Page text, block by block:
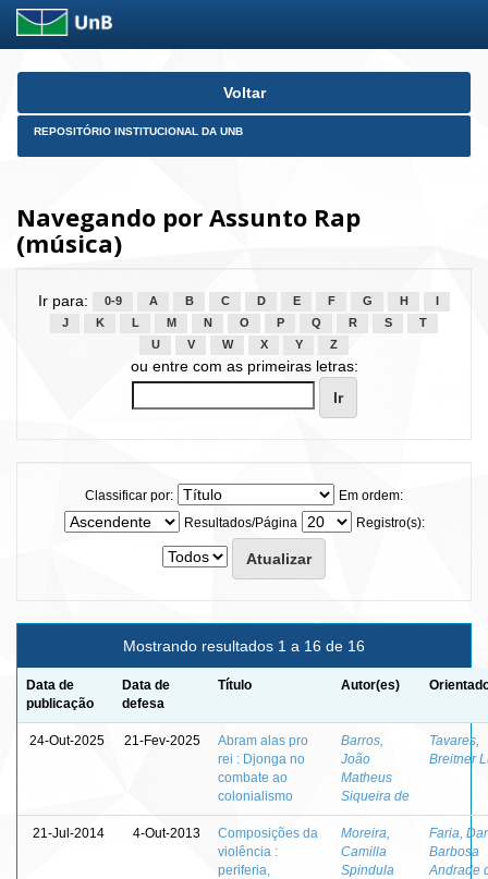
Skip
Voltar
REPOSITÓRIO INSTITUCIONAL DA UNB
Navegando por Assunto Rap
(música)
Ir para: 0-9 A B C D E F G H
J
K L M N O P Q R S
T
U
V W X Y Z
ou entre com as primeiras letras:
Classificar por:
Em ordem:
Resultados/Página
Registro(s):
Mostrando resultados 1 a 16 de 16
Data de
publicação
Data de
defesa
Título Autor(es)
24-Out-2025 21-Fev-2025
Abram alas pro
rei : Djonga no
combate ao
colonialismo
Barros,
João
Matheus
Siqueira de
Tavares,
Breitner
21-Jul-2014 4-Out-2013
Composições da
violência :
periferia,
Moreira,
Camilla
Spindula
Faria,
Barbosa
Andrade